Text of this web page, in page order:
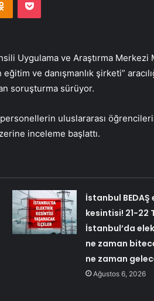
Uygulama ve Araştırma Merkezi
ve danışmanlık şirketi”
soruşturma sürüyor.
personellerin uluslararası
inceleme başlattı.
İstanbul
kesintisi! 21-22
İstanbul’da
ne zaman
ne zaman
Ağustos 6, 2026